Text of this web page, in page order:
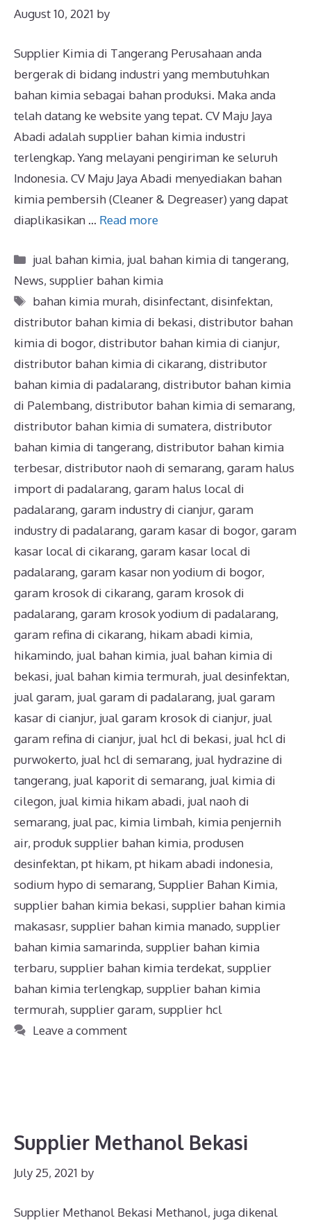
August 10, 2021 by
Supplier Kimia di Tangerang Perusahaan anda
bergerak di bidang industri yang membutuhkan
bahan kimia sebagai bahan produksi. Maka anda
telah datang ke website yang tepat. CV Maju Jaya
Abadi adalah supplier bahan kimia industri
terlengkap. Yang melayani pengiriman ke seluruh
Indonesia. CV Maju Jaya Abadi menyediakan bahan
kimia pembersih (Cleaner & Degreaser) yang dapat
diaplikasikan … Read more
jual bahan kimia, jual bahan kimia di tangerang,
News, supplier bahan kimia
bahan kimia murah,disinfectant,disinfektan,
distributor bahan kimia di bekasi, distributor bahan
kimia di bogor, distributor bahan kimia di cianjur,
distributor bahan kimia di cikarang, distributor
bahan kimia di padalarang, distributor bahan kimia
di Palembang, distributor bahan kimia di semarang,
distributor bahan kimia di sumatera, distributor
bahan kimia di tangerang, distributor bahan kimia
terbesar, distributor naoh di semarang, garam halus
import di padalarang, garam halus local di
padalarang, garam industry di cianjur, garam
industry di padalarang, garam kasar di bogor, garam
kasar local di cikarang, garam kasar local di
padalarang, garam kasar non yodium di bogor,
garam krosok di cikarang, garam krosok di
padalarang, garam krosok yodium di padalarang,
garam refina di cikarang, hikam abadi kimia,
hikamindo, jual bahan kimia, jual bahan kimia di
bekasi, jual bahan kimia termurah, jual desinfektan,
jual garam, jual garam di padalarang, jual garam
kasar di cianjur, jual garam krosok di cianjur, jual
garam refina di cianjur, jual hcl di bekasi, jual hcl di
purwokerto, jual hcl di semarang, jual hydrazine di
tangerang, jual kaporit di semarang, jual kimia di
cilegon, jual kimia hikam abadi, jual naoh di
semarang, jual pac, kimia limbah, kimia penjernih
air, produk supplier bahan kimia, produsen
desinfektan, pt hikam, pt hikam abadi indonesia,
sodium hypo di semarang, Supplier Bahan Kimia,
supplier bahan kimia bekasi, supplier bahan kimia
makasasr, supplier bahan kimia manado, supplier
bahan kimia samarinda, supplier bahan kimia
terbaru, supplier bahan kimia terdekat, supplier
bahan kimia terlengkap, supplier bahan kimia
termurah, supplier garam, supplier hcl
Leave a comment
Supplier Methanol Bekasi
July 25, 2021 by
Supplier Methanol Bekasi Methanol, juga dikenal